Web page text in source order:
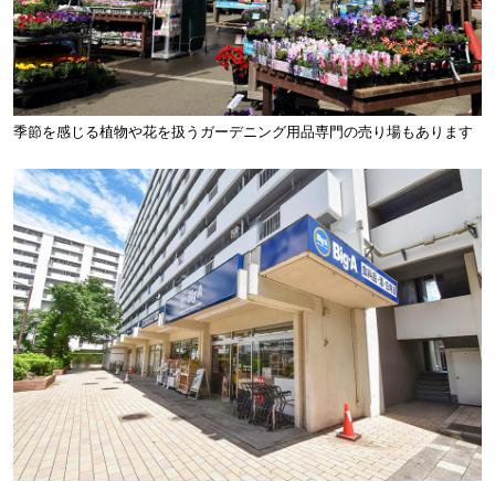
季節を感じる植物や花を扱うガーデニング用品専門の売り場もあります